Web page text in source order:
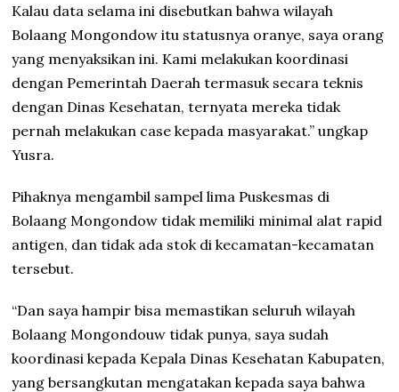
Kalau data selama ini disebutkan bahwa wilayah
Bolaang Mongondow itu statusnya oranye, saya orang
yang menyaksikan ini. Kami melakukan koordinasi
dengan Pemerintah Daerah termasuk secara teknis
dengan Dinas Kesehatan, ternyata mereka tidak
pernah melakukan case kepada masyarakat.” ungkap
Yusra.
Pihaknya mengambil sampel lima Puskesmas di
Bolaang Mongondow tidak memiliki minimal alat rapid
antigen, dan tidak ada stok di kecamatan-kecamatan
tersebut.
“Dan saya hampir bisa memastikan seluruh wilayah
Bolaang Mongondouw tidak punya, saya sudah
koordinasi kepada Kepala Dinas Kesehatan Kabupaten,
yang bersangkutan mengatakan kepada saya bahwa